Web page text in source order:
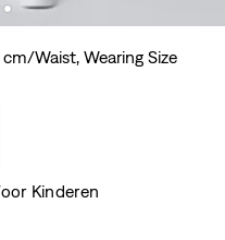
Waist, Wearing Size
Kinderen